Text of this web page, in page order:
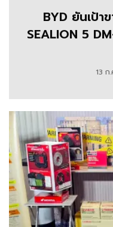
BYD ยันเป้
SEALION 5
13 ก